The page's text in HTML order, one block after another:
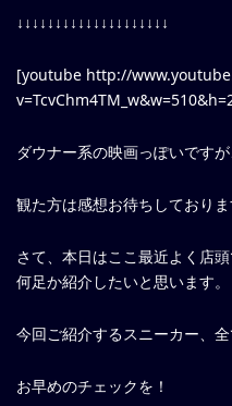
↓↓↓↓↓↓↓↓↓↓↓↓↓↓↓↓↓↓↓↓
[youtube http://
ダウナー系の映画っぽいですが
観た方は感想お待ちしておりま
さて、本日はここ最近よく店
何足か紹介したいと思います。
今回ご紹介するスニーカー、
お早めのチェックを！